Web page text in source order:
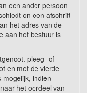
een ander persoon
en een afschrift
het adres van de
aan het bestuur is
pleeg- of
en met de vierde
mogelijk, indien
het oordeel van